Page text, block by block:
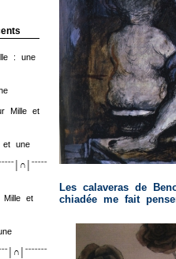
: une
Mille et
et une
Mille et
Les calaveras de
chiadée me fait